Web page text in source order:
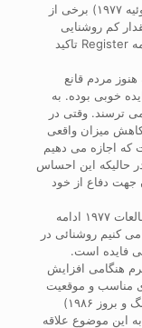
(انیستیتوی ملی مجری قانون و دادگاه جنایی. ژوئیه ۱۹۷۷) برخی از
کم روشنایی
ترس از جنایت را افزایش می دهد. مقاله روزنامه Register تاکید
مردم قانع
خیابان ایده خوبی بوده. به
ترسند. وقتی در
میزان واقعی
که اجازه می دهیم
حالیکه این احساس
جهت دفاع از خود
دادگستری که جایگزین سازمان ملی شد، به مطالعات ۱۹۷۷ ادامه
ما فکر می کنیم روشنائی در
فایده است.
هنگامی افزایش
مناسب و موقعیت
۱۹۸۶)
این موضوع علاقه